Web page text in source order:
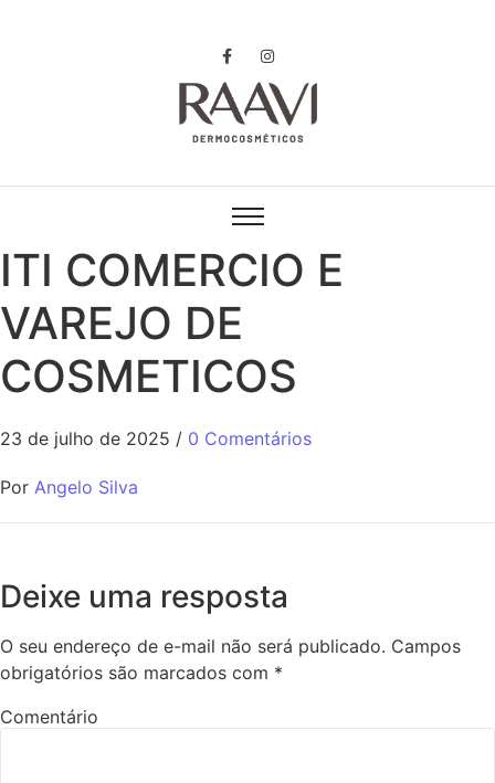
ITI COMERCIO E
VAREJO DE
COSMETICOS
23 de julho de 2025 / 0 Comentários
Por Angelo Silva
Deixe uma resposta
O seu endereço de e-mail não será publicado. Campos
obrigatórios são marcados com *
Comentário